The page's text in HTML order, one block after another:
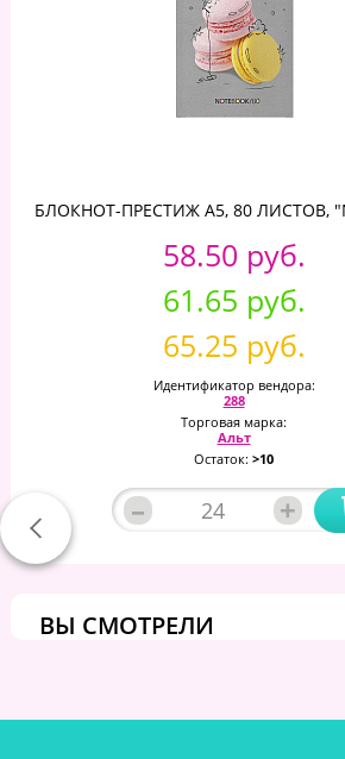
БЛОКНОТ-ПРЕСТИЖ А5, 80 ЛИСТОВ,
58.50 руб.
61.65 руб.
65.25 руб.
Идентификатор вендора:
288
Торговая марка:
Альт
Остаток: >10
– +
ВЫ СМОТРЕЛИ